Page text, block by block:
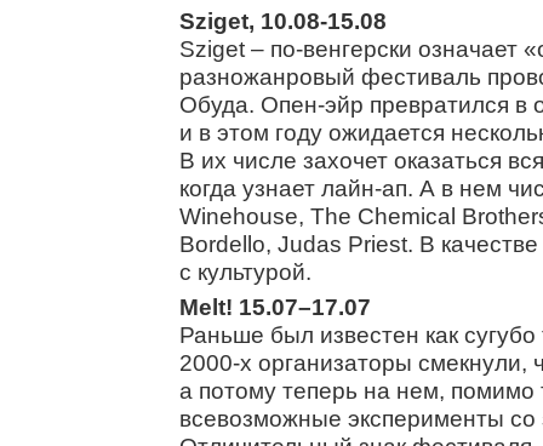
Sziget, 10.08-15.08
Sziget – по-венгерски означает
разножанровый фестиваль
Обуда. Опен-эйр превратился в
и в этом году ожидается
В их числе захочет оказаться
когда узнает лайн-ап. А в нем
Winehouse, The Chemical
Bordello, Judas Priest. В
с культурой.
Melt! 15.07–17.07
Раньше был известен как
2000-х организаторы смекнули,
а потому теперь на нем,
всевозможные эксперименты со